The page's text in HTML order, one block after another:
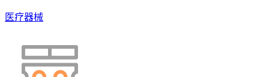
医疗器械